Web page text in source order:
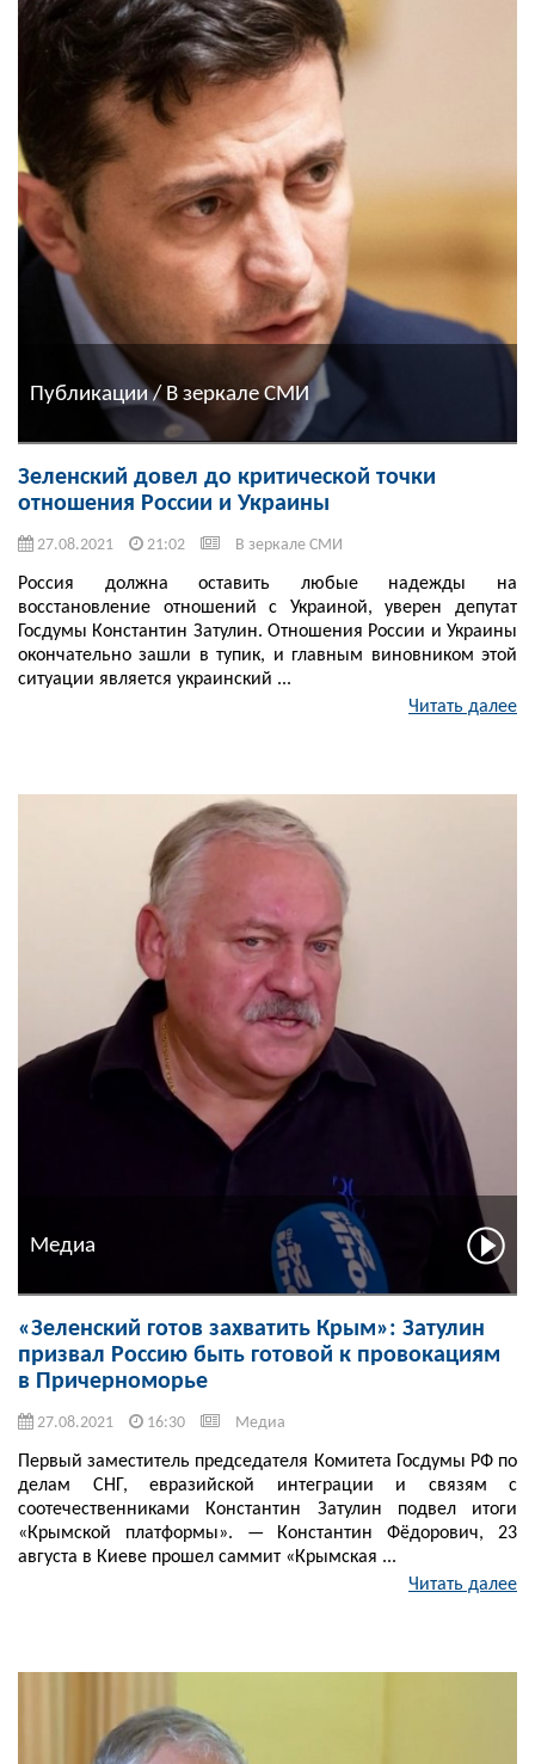
Публикации / В зеркале СМИ
Зеленский довел до критической точки
отношения России и Украины
27.08.2021 21:02 В зеркале СМИ
Россия должна оставить любые надежды на
восстановление отношений с Украиной, уверен депутат
Госдумы Константин Затулин. Отношения России и Украины
окончательно зашли в тупик, и главным виновником этой
ситуации является украинский ...
Читать далее
Медиа
«Зеленский готов захватить Крым»: Затулин
призвал Россию быть готовой к провокациям
в Причерноморье
27.08.2021 16:30 Медиа
Первый заместитель председателя Комитета Госдумы РФ по
делам СНГ, евразийской интеграции и связям с
соотечественниками Константин Затулин подвел итоги
«Крымской платформы». — Константин Фёдорович, 23
августа в Киеве прошел саммит «Крымская ...
Читать далее